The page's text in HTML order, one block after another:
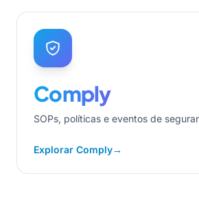
Comply
SOPs, políticas e eventos de
Explorar Comply→